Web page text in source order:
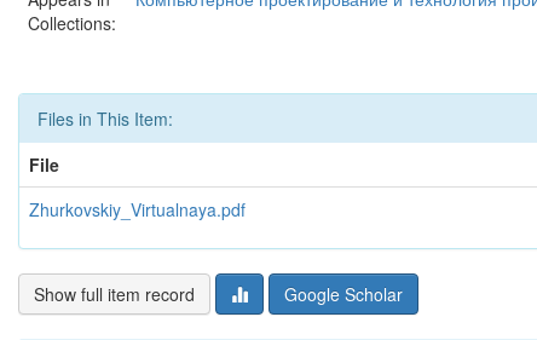
Collections:
Files in This Item:
File
Zhurkovskiy_Virtualnaya.pdf
Show full item record Google Scholar